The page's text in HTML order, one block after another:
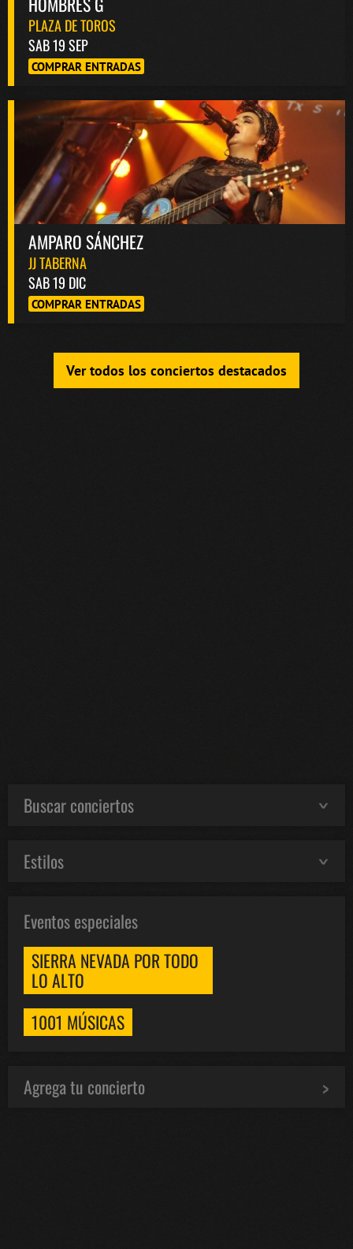
PLAZA DE TOROS
SAB 19 SEP
COMPRAR ENTRADAS
AMPARO SÁNCHEZ
JJ TABERNA
SAB 19 DIC
COMPRAR ENTRADAS
Ver todos los conciertos destacados
Buscar conciertos
Estilos
Eventos especiales
SIERRA NEVADA POR TODO
LO ALTO
1001 MÚSICAS
Agrega tu concierto